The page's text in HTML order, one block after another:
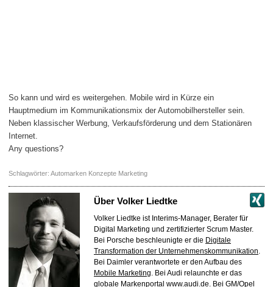
So kann und wird es weitergehen. Mobile wird in Kürze ein
Hauptmedium im Kommunikationsmix der Automobilhersteller sein.
Neben klassischer Werbung, Verkaufsförderung und dem Stationären
Internet.
Any questions?
Schlagwörter: Automarken Konzepte Marketing
Über Volker Liedtke
Volker Liedtke ist Interims-Manager, Berater für
Digital Marketing und zertifizierter Scrum Master.
Bei Porsche beschleunigte er die Digitale
Transformation der Unternehmenskommunikation.
Bei Daimler verantwortete er den Aufbau des
Mobile Marketing. Bei Audi relaunchte er das
globale Markenportal www.audi.de. Bei GM/Opel